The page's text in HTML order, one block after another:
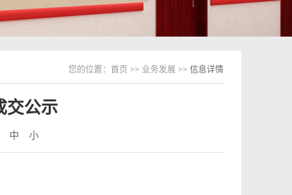
您的位置： 首页 >> 业务发展 >> 信息详情
交公示
中 小